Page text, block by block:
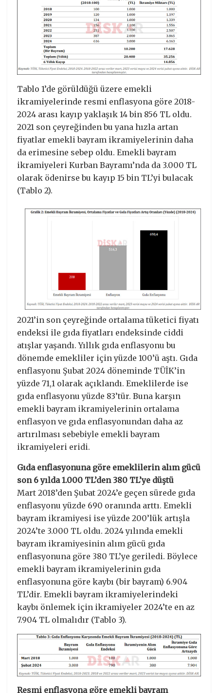
Tablo 1’de görüldüğü üzere emekli
ikramiyelerinde resmi enflasyona göre 2018-
2024 arası kayıp yaklaşık 14 bin 856 TL oldu.
2021 son çeyreğinden bu yana hızla artan
fiyatlar emekli bayram ikramiyelerinin daha
da erimesine sebep oldu. Emekli bayram
ikramiyeleri Kurban Bayramı’nda da 3.000 TL
olarak ödenirse bu kayıp 15 bin TL’yi bulacak
(Tablo 2).
2021’in son çeyreğinde ortalama tüketici fiyatı
endeksi ile gıda fiyatları endeksinde ciddi
atışlar yaşandı. Yıllık gıda enflasyonu bu
dönemde emekliler için yüzde 100’ü aştı. Gıda
enflasyonu Şubat 2024 döneminde TÜİK’in
yüzde 71,1 olarak açıklandı. Emeklilerde ise
gıda enflasyonu yüzde 83’tür. Buna karşın
emekli bayram ikramiyelerinin ortalama
enflasyon ve gıda enflasyonundan daha az
artırılması sebebiyle emekli bayram
ikramiyeleri eridi.
Gıda enflasyonuna göre emeklilerin alım gücü
son 6 yılda 1.000 TL’den 380 TL’ye düştü
Mart 2018’den Şubat 2024’e geçen sürede gıda
enflasyonu yüzde 690 oranında arttı. Emekli
bayram ikramiyesi ise yüzde 200’lük artışla
2024’te 3.000 TL oldu. 2024 yılında emekli
bayram ikramiyesinin alım gücü gıda
enflasyonuna göre 380 TL’ye geriledi. Böylece
emekli bayram ikramiyelerinin gıda
enflasyonuna göre kaybı (bir bayram) 6.904
TL’dir. Emekli bayram ikramiyelerindeki
kaybı önlemek için ikramiyeler 2024’te en az
7.904 TL olmalıdır (Tablo 3).
Resmi enflasyona göre emekli bayram